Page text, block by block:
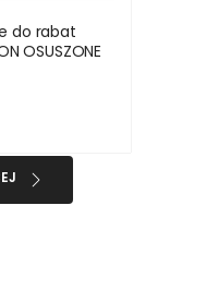
do rabat
OSUSZONE